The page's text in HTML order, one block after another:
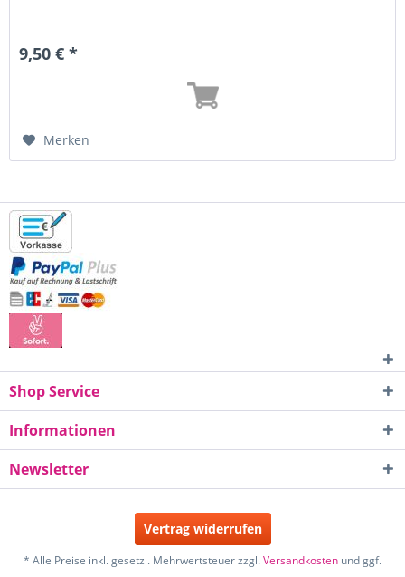
9,50 € *
Merken
Shop Service
Informationen
Newsletter
Vertrag widerrufen
* Alle Preise inkl. gesetzl. Mehrwertsteuer zzgl.Versandkosten und ggf.